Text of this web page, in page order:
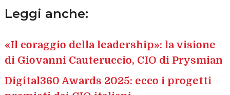
Leggi anche:
«Il coraggio della leadership»: la visione
di Giovanni Cauteruccio, CIO di Prysmian
Digital360 Awards 2025: ecco i progetti